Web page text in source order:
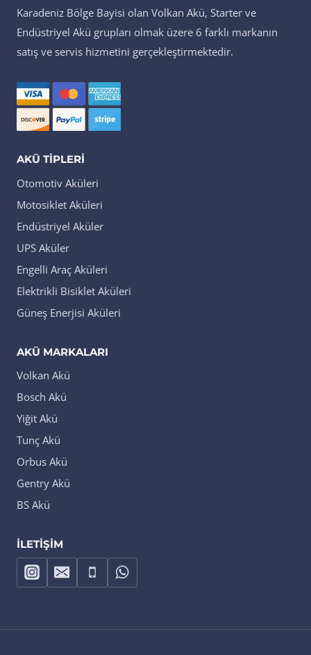
Karadeniz Bölge Bayisi olan Volkan Akü, Starter ve
Endüstriyel Akü grupları olmak üzere 6 farklı markanın
satış ve servis hizmetini gerçekleştirmektedir.
AKÜ TIPLERI
Otomotiv Aküleri
Motosiklet Aküleri
Endüstriyel Aküler
UPS Aküler
Engelli Araç Aküleri
Elektrikli Bisiklet Aküleri
Güneş Enerjisi Aküleri
AKÜ MARKALARI
Volkan Akü
Bosch Akü
Yiğit Akü
Tunç Akü
Orbus Akü
Gentry Akü
BS Akü
İLETIŞIM